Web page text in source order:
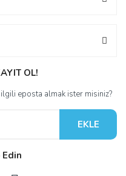
OL!
ilgili eposta almak ister misiniz?
EKLE
Edin